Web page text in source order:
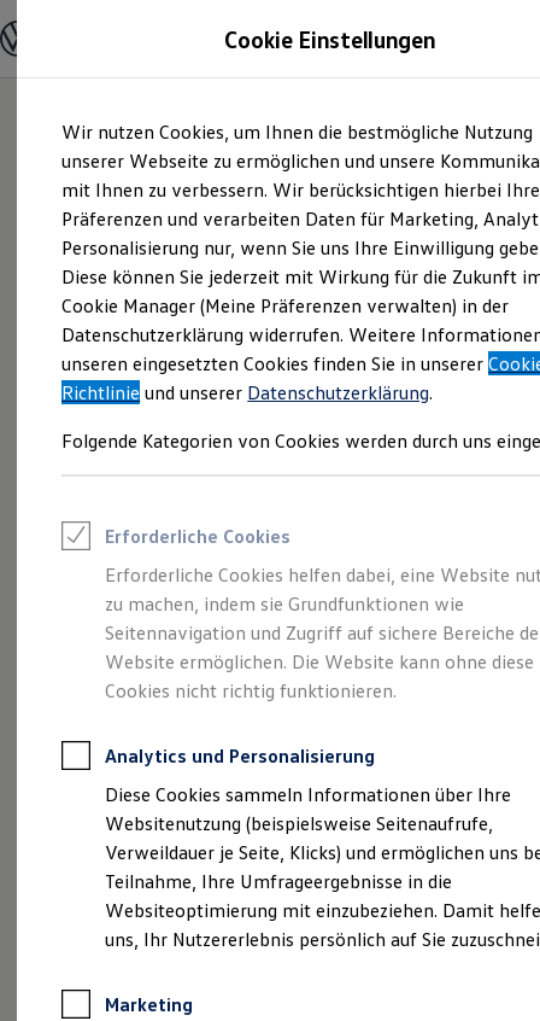
Hauptinhalt
springen
Footer
springen
Modelle und Konfigurator
Modelle vergleichen
Elektroautos
ENERGY Sondermodelle
Nutzfahrzeuge
SUV und CUV
Familienautos
Kombis
Kompaktwagen
Sportwagen
Schnell verfügbare Fahrzeuge
Angebote und Produkte
Aktuelle Angebote
E-Auto-Förderung
Volkswagen Marktplatz
Junge Gebrauchtwagen und Gebrauchtwagen
Saisonangebote
Leasing
Leasing-Angebote
Gebrauchtwagen Leasing
Junge Gebrauchtwagen-Leasing
Elektroauto Leasing
Kleinwagen-Leasing
Leasing ohne Anzahlung
Autokredit mit Schlussrate
Versicherungen und Garantien
Kfz-Versicherung
Restschuldversicherungen
Garantien
Wartungsverträge
Geschäftskunden
Professional Class bei Volkswagen
Großkunden
Behörden
Anpfiff zum Gewinn
Viel Platz, viel Freiheit.
Der Golf Variant.
Impressum & Rechtliches
Cookie Einstellungen
Wir nutzen Cookies, um Ihnen die bestmögliche Nutzung
unserer Webseite zu ermöglichen und unsere
mit Ihnen zu verbessern. Wir berücksichtigen hierbei Ihre
Präferenzen und verarbeiten Daten für Marketing,
Personalisierung nur, wenn Sie uns Ihre Einwilligung
Diese können Sie jederzeit mit Wirkung für die Zukunft
Cookie Manager (Meine Präferenzen verwalten) in der
Datenschutzerklärung widerrufen. Weitere
unseren eingesetzten Cookies finden Sie in unserer
Richtlinie und unserer Datenschutzerklärung.
Folgende Kategorien von Cookies werden durch uns
Erforderliche Cookies
Erforderliche Cookies helfen dabei, eine Website
zu machen, indem sie Grundfunktionen wie
Seitennavigation und Zugriff auf sichere Bereiche
Website ermöglichen. Die Website kann ohne diese
Cookies nicht richtig funktionieren.
Analytics und Personalisierung
Diese Cookies sammeln Informationen über Ihre
Websitenutzung (beispielsweise Seitenaufrufe,
Verweildauer je Seite, Klicks) und ermöglichen uns
Teilnahme, Ihre Umfrageergebnisse in die
Websiteoptimierung mit einzubeziehen. Damit
uns, Ihr Nutzererlebnis persönlich auf Sie
Marketing